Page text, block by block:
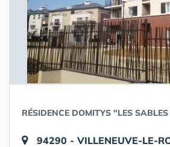
RÉSIDENCE DOMITYS "LES
94290 - VILLENEUVE-LE-